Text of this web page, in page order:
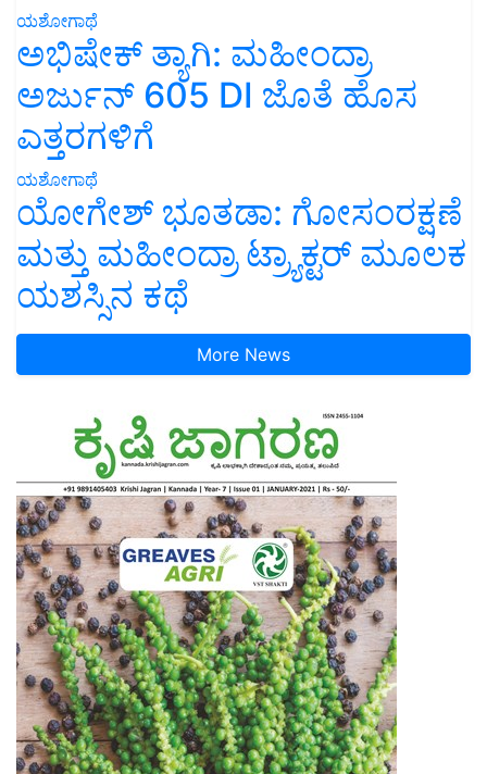
ಯಶೋಗಾಥೆ
ಅಭಿಷೇಕ್ ತ್ಯಾಗಿ: ಮಹೀಂದ್ರಾ
ಅರ್ಜುನ್ 605 DI ಜೊತೆ ಹೊಸ
ಎತ್ತರಗಳಿಗೆ
ಯಶೋಗಾಥೆ
ಯೋಗೇಶ್ ಭೂತಡಾ: ಗೋಸಂರಕ್ಷಣೆ
ಮತ್ತು ಮಹೀಂದ್ರಾ ಟ್ರ್ಯಾಕ್ಟರ್ ಮೂಲಕ
ಯಶಸ್ಸಿನ ಕಥೆ
More News